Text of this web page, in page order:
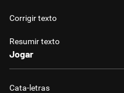
Corrigir texto
Resumir texto
Jogar
Cata-letras